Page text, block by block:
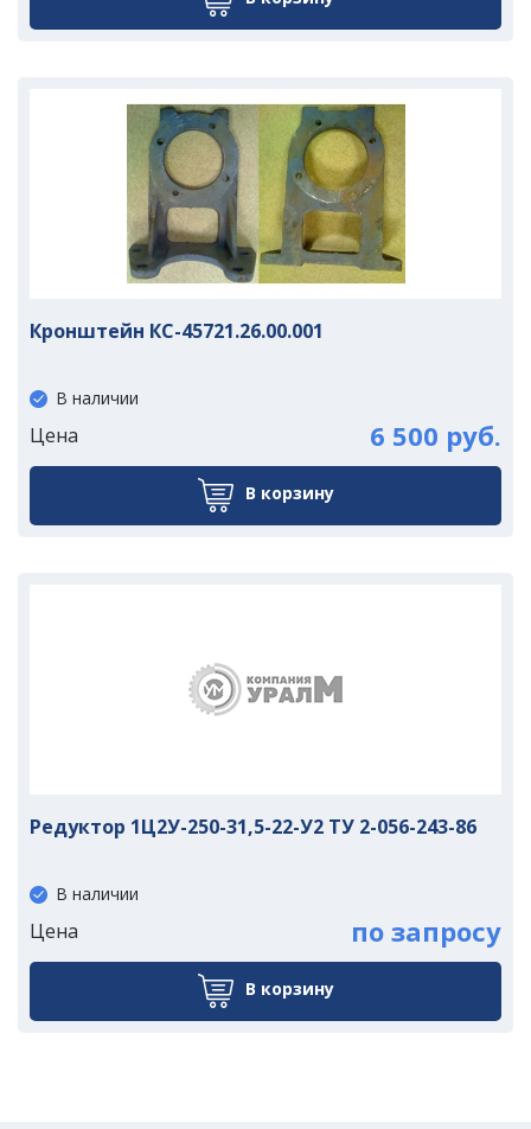
Кронштейн КС-45721.26.00.001
В наличии
Цена 6 500 руб.
В корзину
Редуктор 1Ц2У-250-31,5-22-У2 ТУ 2-056-243-86
В наличии
Цена по запросу
В корзину